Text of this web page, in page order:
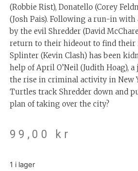
(Robbie Rist), Donatello (Corey
(Josh Pais). Following a run-in with
by the evil Shredder (David
return to their hideout to find their
Splinter (Kevin Clash) has been
help of April O’Neil (Judith Hoag),
the rise in criminal activity in New
Turtles track Shredder down and
plan of taking over the city?
99,00 kr
1 i lager